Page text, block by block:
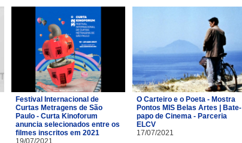
Festival Internacional de
Curtas Metragens de São
Paulo - Curta Kinoforum
anuncia selecionados entre os
filmes inscritos em 2021
19/07/2021
O Carteiro e o Poeta - Mostra
Pontos MIS Belas Artes | Bate-
papo de Cinema - Parceria
ELCV
17/07/2021